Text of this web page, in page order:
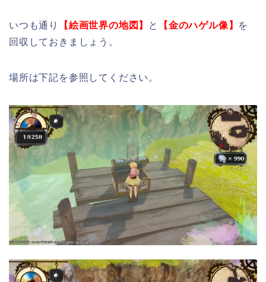
いつも通り 【絵画世界の地図】 と 【金のハゲル像】 を
回収しておきましょう。
場所は下記を参照してください。